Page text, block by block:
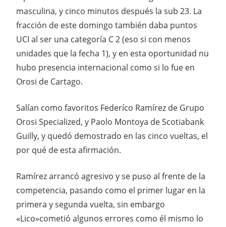
masculina, y cinco minutos después la sub 23. La
fracción de este domingo también daba puntos
UCI al ser una categoría C 2 (eso si con menos
unidades que la fecha 1), y en esta oportunidad nu
hubo presencia internacional como si lo fue en
Orosi de Cartago.
Salían como favoritos Federíco Ramírez de Grupo
Orosi Specialized, y Paolo Montoya de Scotiabank
Guilly, y quedó demostrado en las cinco vueltas, el
por qué de esta afirmación.
Ramírez arrancó agresivo y se puso al frente de la
competencia, pasando como el primer lugar en la
primera y segunda vuelta, sin embargo
«Lico»cometió algunos errores como él mismo lo